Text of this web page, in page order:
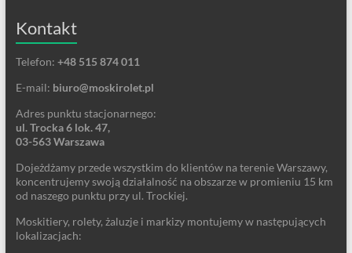
Kontakt
Telefon: +48 515 874 011
E-mail: biuro@moskirolet.pl
Adres punktu stacjonarnego:
ul. Trocka 6 lok. 47,
03-563 Warszawa
Dojeżdżamy przede wszystkim do klientów na terenie Warszawy,
koncentrujemy swoją działalność na obszarze w promieniu 15 km
od naszego punktu przy ul. Trockiej.
Moskitiery, rolety, żaluzje i markizy montujemy w następujących
lokalizacjach: